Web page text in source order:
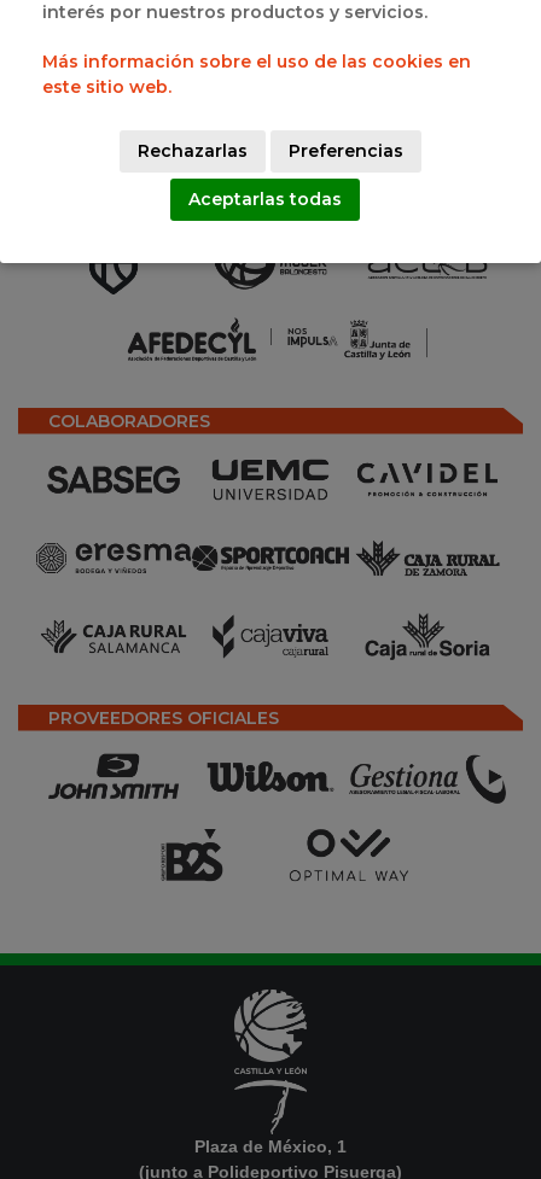
· 2ª FASE. CLASIFICACIÓN TITULO DE COPA CYL -
GRUPO 01:
Ver resultados
COLABORADORES
PROVEEDORES OFICIALES
Plaza de México, 1
(junto a Polideportivo Pisuerga)
interés por nuestros productos y servicios.
Más información sobre el uso de las cookies en
este sitio web.
Rechazarlas Preferencias
Aceptarlas todas